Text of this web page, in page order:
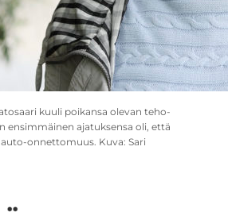
kuuli poikansa olevan teho-
ensimmäinen ajatuksensa oli, että
onnettomuus. Kuva: Sari